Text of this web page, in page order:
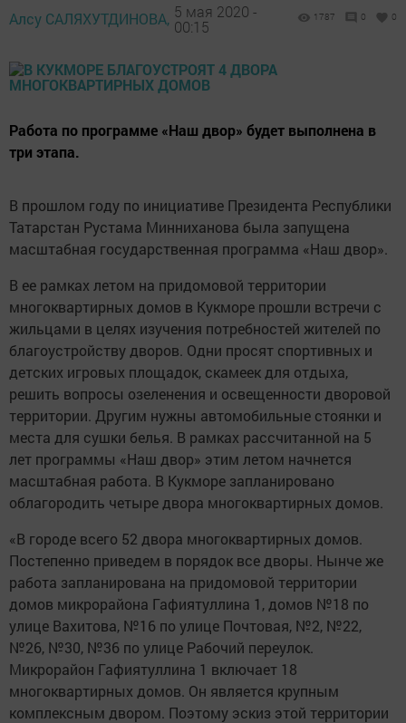
Алсу САЛЯХУТДИНОВА, 5 мая 2020 -
00:15
1787 0 0
Работа по программе «Наш двор» будет выполнена в
три этапа.
В прошлом году по инициативе Президента Республики
Татарстан Рустама Минниханова была запущена
масштабная государственная программа «Наш двор».
В ее рамках летом на придомовой территории
многоквартирных домов в Кукморе прошли встречи с
жильцами в целях изучения потребностей жителей по
благоустройству дворов. Одни просят спортивных и
детских игровых площадок, скамеек для отдыха,
решить вопросы озеленения и освещенности дворовой
территории. Другим нужны автомобильные стоянки и
места для сушки белья. В рамках рассчитанной на 5
лет программы «Наш двор» этим летом начнется
масштабная работа. В Кукморе запланировано
облагородить четыре двора многоквартирных домов.
«В городе всего 52 двора многоквартирных домов.
Постепенно приведем в порядок все дворы. Нынче же
работа запланирована на придомовой территории
домов микрорайона Гафиятуллина 1, домов №18 по
улице Вахитова, №16 по улице Почтовая, №2, №22,
№26, №30, №36 по улице Рабочий переулок.
Микрорайон Гафиятуллина 1 включает 18
многоквартирных домов. Он является крупным
комплексным двором. Поэтому эскиз этой территории